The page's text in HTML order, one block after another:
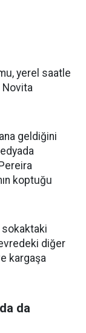
yerel saatle
Novita
geldiğini
koptuğu
sokaktaki
diğer
kargaşa
da